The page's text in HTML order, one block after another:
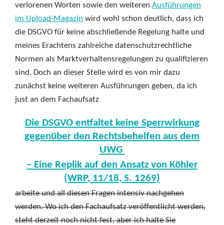
verlorenen Worten sowie den weiteren Ausführungen
im Upload-Magazin wird wohl schon deutlich, dass ich
die DSGVO für keine abschließende Regelung halte und
meines Erachtens zahlreiche datenschutzrechtliche
Normen als Marktverhaltensregelungen zu qualifizieren
sind. Doch an dieser Stelle wird es von mir dazu
zunächst keine weiteren Ausführungen geben, da ich
just an dem Fachaufsatz
Die DSGVO entfaltet keine Sperrwirkung
gegenüber den Rechtsbehelfen aus dem
UWG
– Eine Replik auf den Ansatz von Köhler
(WRP, 11/18, S. 1269)
arbeite und all diesen Fragen intensiv nachgehen
werden. Wo ich den Fachaufsatz veröffentlicht werden,
steht derzeit noch nicht fest, aber ich halte Sie